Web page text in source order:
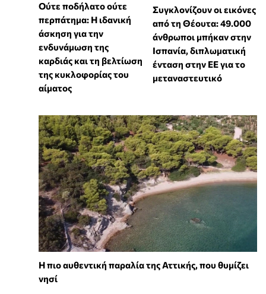
Ούτε ποδήλατο ούτε
περπάτημα: Η ιδανική
άσκηση για την
ενδυνάμωση της
καρδιάς και τη βελτίωση
της κυκλοφορίας του
αίματος
Συγκλονίζουν οι εικόνες
από τη Θέουτα: 49.000
άνθρωποι μπήκαν στην
Ισπανία, διπλωματική
ένταση στην ΕΕ για το
μεταναστευτικό
Η πιο αυθεντική παραλία της Αττικής, που θυμίζει
νησί